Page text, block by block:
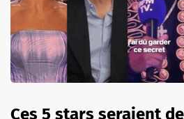
Ces 5 stars seraient